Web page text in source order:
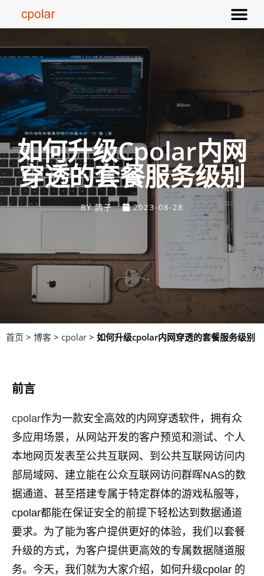
如何升级cpolar内网
穿透的套餐服务级别
BY鸽子 2023-08-28
首页 > 博客 > cpolar > 如何升级cpolar内网穿透的套餐服务级别
前言
cpolar作为一款安全高效的内网穿透软件，拥有众
多应用场景，从网站开发的客户预览和测试、个人
本地网页发表至公共互联网、到公共互联网访问内
部局域网、建立能在公众互联网访问群晖NAS的数
据通道、甚至搭建专属于特定群体的游戏私服等，
cpolar都能在保证安全的前提下轻松达到数据通道
要求。为了能为客户提供更好的体验，我们以套餐
升级的方式，为客户提供更高效的专属数据隧道服
务。今天，我们就为大家介绍，如何升级cpolar 的